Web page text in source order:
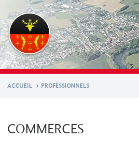
contenu
principal
ACCUEIL PROFESSIONNELS
COMMERCES